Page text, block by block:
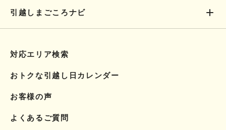
引越しまごころナビ
対応エリア検索
おトクな引越し日カレンダー
お客様の声
よくあるご質問